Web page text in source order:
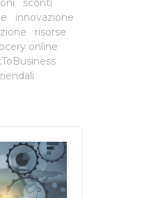
sconti
innovazione
risorse
online